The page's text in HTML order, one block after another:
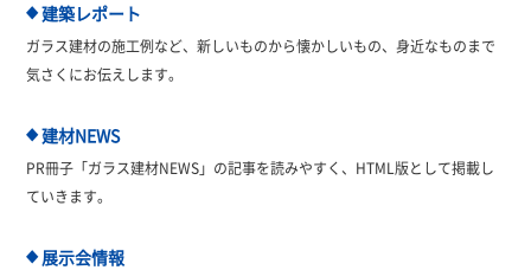
◆建築レポート
ガラス建材の施工例など、新しいものから懐かしいもの、身近なものまで
気さくにお伝えします。
◆建材NEWS
PR冊子「ガラス建材NEWS」の記事を読みやすく、HTML版として掲載し
ていきます。
◆展示会情報